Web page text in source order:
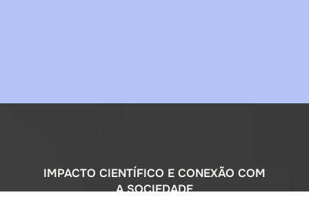
IMPACTO CIENTÍFICO E CONEXÃO COM
A SOCIEDADE